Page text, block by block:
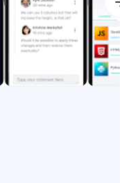
進的AI算法將為您提供